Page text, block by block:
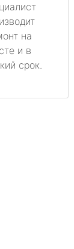
на
и в
срок.